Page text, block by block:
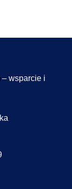
– wsparcie i